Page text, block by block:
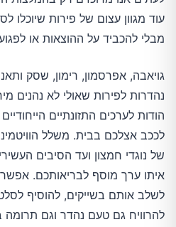
עוד מגוון עצום של פירות שיוכלו
מבלי להכביד על ההוצאות או
גויאבה, אפרסמון, רימון, שסק
נהדרות לפירות שאולי לא נהנים
הודות לערכים התזונתיים
לככב אצלכם בבית. משלל
של נוגדי חמצון ועד הסיבים
איתו ערך מוסף לבריאותכם.
לשלב אותם בשייקים, להוסיף
להרוויח גם טעם נהדר וגם תרומה